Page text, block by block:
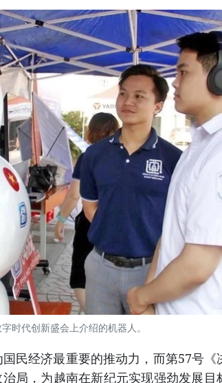
时代创新盛会上介绍的机器人。
民经济最重要的推动力，而第57号《
局，为越南在新纪元实现强劲发展目